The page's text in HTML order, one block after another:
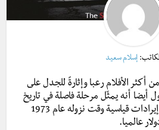
إسلام سعيد
يظل فيلم The Exorcist من أكثر الأفلام رعبا وإثارةً للجدل على
أيضا أنه يمثّل مرحلة فاصلة في تاريخ
حقق الفيلم إيرادات قياسية وقت نزوله عام 1973
عالميا.